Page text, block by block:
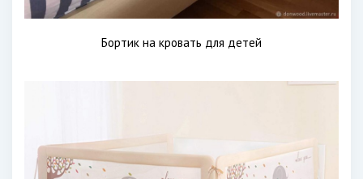
Бортик на кровать для детей